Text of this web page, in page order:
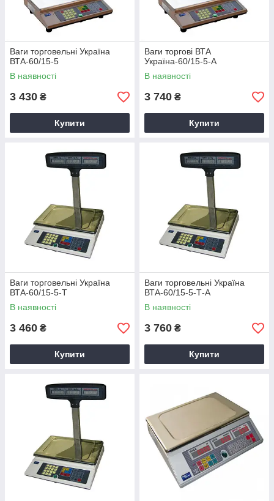
Ваги торговельні Україна
ВТА-60/15-5
В наявності
3 430 ₴
Купити
Ваги торгові ВТА
Україна-60/15-5-А
В наявності
3 740 ₴
Купити
Ваги торговельні Україна
ВТА-60/15-5-Т
В наявності
3 460 ₴
Купити
Ваги торговельні Україна
ВТА-60/15-5-Т-А
В наявності
3 760 ₴
Купити